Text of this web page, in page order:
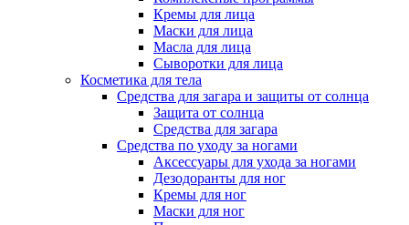
Кремы для лица
Маски для лица
Масла для лица
Сыворотки для лица
Косметика для тела
Средства для загара и защиты от солнца
Защита от солнца
Средства для загара
Средства по уходу за ногами
Аксессуары для ухода за ногами
Дезодоранты для ног
Кремы для ног
Маски для ног